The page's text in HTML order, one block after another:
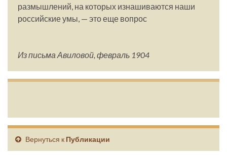
размышлений, на которых изнашиваются наши
российские умы, — это еще вопрос
Из письма Авиловой, февраль 1904
Вернуться к Публикации